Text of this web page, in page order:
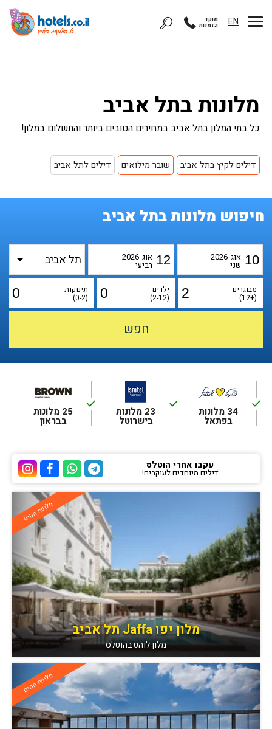
EN מוקד
הזמנות
מלונות בתל אביב
כל בתי המלון בתל אביב במחירים הטובים ביותר והתשלום במלון!
דילים לקיץ בתל אביב שובר מילואים דילים לתל אביב
חיפוש מלונות בתל אביב
10 אוג 2026
שני 12 אוג 2026
רביעי
מבוגרים
(+12)
ילדים
(2-12)
תינוקות
(0-2)
done
34 מלונות
בפתאל
done
23 מלונות
בישרוטל
done
25 מלונות
בבראון
ערוץ ערוץ
ערוץ הוואטסאפ של
ערוץ הטלגרם של הוטלס
עקבו אחרי הוטלס
דילים מיוחדים לעוקבים!
מלונות חמים
מלון יפו Jaffa תל אביב
מלון לוהט בהוטלס
מלונות חמים